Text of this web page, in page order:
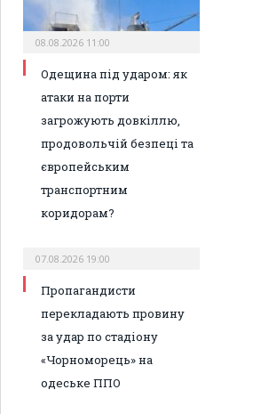
08.08.2026 11:00
Одещина під ударом: як
атаки на порти
загрожують довкіллю,
продовольчій безпеці та
європейським
транспортним
коридорам?
07.08.2026 19:00
Пропагандисти
перекладають провину
за удар по стадіону
«Чорноморець» на
одеське ППО